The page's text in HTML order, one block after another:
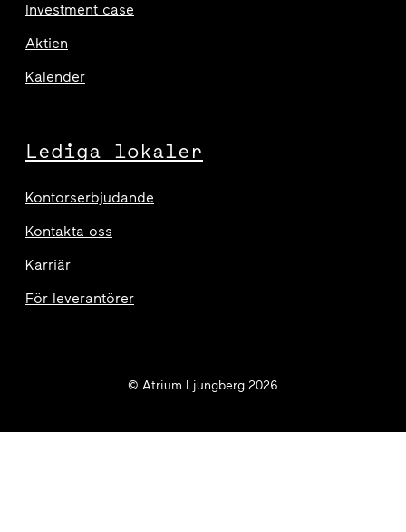
Investment case
Aktien
Kalender
Lediga lokaler
Kontorserbjudande
Kontakta oss
Karriär
För leverantörer
© Atrium Ljungberg 2026